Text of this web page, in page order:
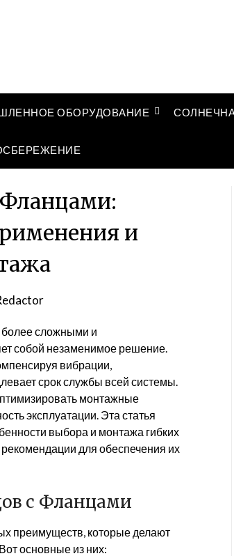
ОБОРУДОВАНИЕ
и
более сложными и
собой незаменимое решение.
вибрации,
срок службы всей системы.
монтажные
эксплуатации. Эта статья
выбора и монтажа гибких
для обеспечения их
с Фланцами
преимуществ, которые делают
основные из них: